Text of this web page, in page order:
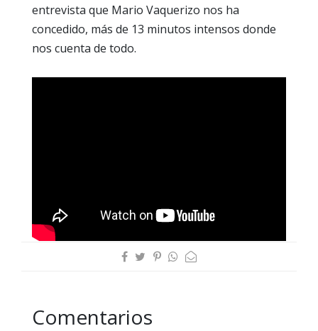
entrevista que Mario Vaquerizo nos ha
concedido, más de 13 minutos intensos donde
nos cuenta de todo.
Comentarios